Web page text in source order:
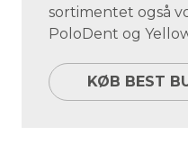
sortimentet også
PoloDent og
KØB BEST